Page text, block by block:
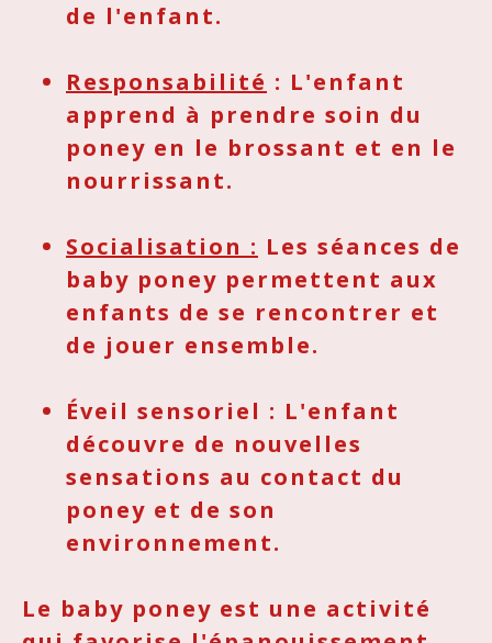
de l'enfant.
Responsabilité : L'enfant
apprend à prendre soin du
poney en le brossant et en le
nourrissant.
Socialisation : Les séances de
baby poney permettent aux
enfants de se rencontrer et
de jouer ensemble.
Éveil sensoriel : L'enfant
découvre de nouvelles
sensations au contact du
poney et de son
environnement.
Le baby poney est une activité